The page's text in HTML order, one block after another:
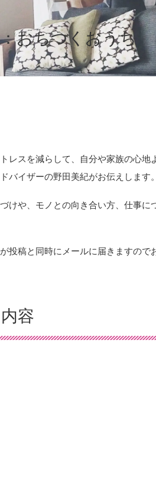
おちつくおうち
トレスを減らして、自分や家族の心
バイザーの野田美紀がお伝えします。
けや、モノとの向き合い方、仕事に
投稿と同時にメールに届きますので
容